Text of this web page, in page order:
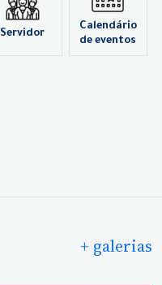
Servidor
Calendário
de eventos
+ galerias